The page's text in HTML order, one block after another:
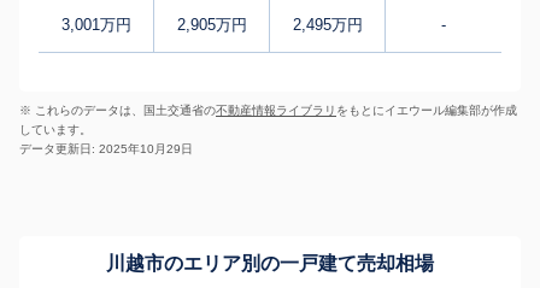
3,001万円 2,905万円 2,495万円 -
※ これらのデータは、国土交通省の不動産情報ライブラリ をもとにイエウール編集部が作成
しています。
データ更新日: 2025年10月29日
川越市のエリア別の一戸建て売却相場